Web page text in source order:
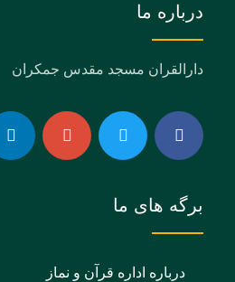
درباره ما
دارالقران مسجد مقدس جمکران
برگه های ما
درباره اداره قرآن و نماز